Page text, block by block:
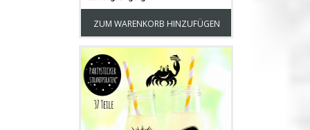
ZUM WARENKORB HINZUFÜGEN